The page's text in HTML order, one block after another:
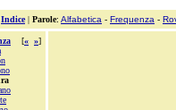
Indice| Parole: Alfabetica - Frequenza -
[« »]